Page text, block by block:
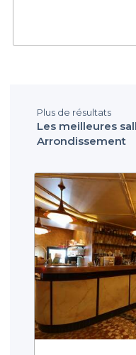
Plus de résultats
Les meilleures
Arrondissement